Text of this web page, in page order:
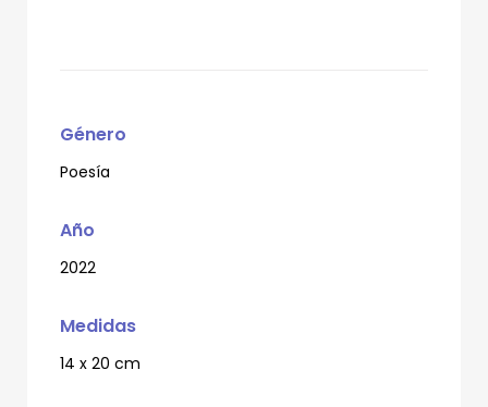
Género
Poesía
Año
2022
Medidas
14 x 20 cm